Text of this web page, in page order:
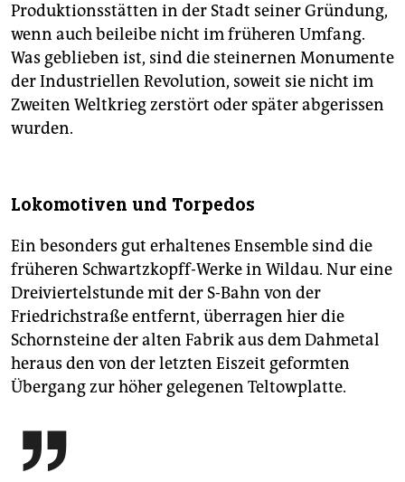
Produktionsstätten in der Stadt seiner Gründung,
wenn auch beileibe nicht im früheren Umfang.
Was geblieben ist, sind die steinernen Monumente
der Industriellen Revolution, soweit sie nicht im
Zweiten Weltkrieg zerstört oder später abgerissen
wurden.
Lokomotiven und Torpedos
Ein besonders gut erhaltenes Ensemble sind die
früheren Schwartzkopff-Werke in Wildau. Nur eine
Dreiviertelstunde mit der S-Bahn von der
Friedrichstraße entfernt, überragen hier die
Schornsteine der alten Fabrik aus dem Dahmetal
heraus den von der letzten Eiszeit geformten
Übergang zur höher gelegenen Teltowplatte.
